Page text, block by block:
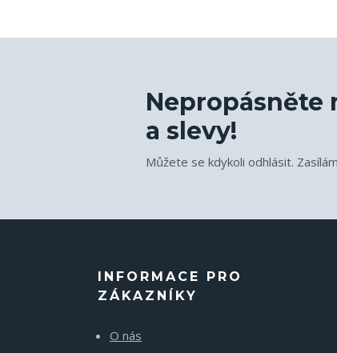
Nepropásněte
a slevy!
Můžete se kdykoli odhlásit.
INFORMACE PRO
ZÁKAZNÍKY
O nás